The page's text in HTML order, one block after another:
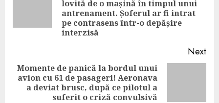
lovită de o mașină în timpul unui
antrenament. Șoferul ar fi intrat
pe contrasens într-o depășire
interzisă
Next
Next
post:
Momente de panică la bordul unui
avion cu 61 de pasageri! Aeronava
a deviat brusc, după ce pilotul a
suferit o criză convulsivă